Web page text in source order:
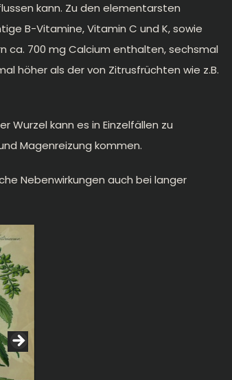
kann. Zu den elementarsten
B-Vitamine, Vitamin C und K, sowie
ca. 700 mg Calcium enthalten, sechsmal
höher als der von Zitrusfrüchten wie z.B.
Wurzel kann es in Einzelfällen zu
Magenreizung kommen.
Nebenwirkungen auch bei langer